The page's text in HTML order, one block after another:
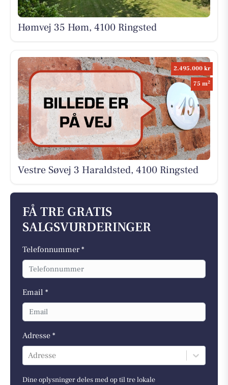
Hømvej 35 Høm, 4100 Ringsted
2.495.000 kr
75 m2
Vestre Søvej 3 Haraldsted, 4100 Ringsted
FÅ TRE GRATIS
SALGSVURDERINGER
Telefonnummer *
Email *
Adresse *
Adresse
Dine oplysninger deles med op til tre lokale